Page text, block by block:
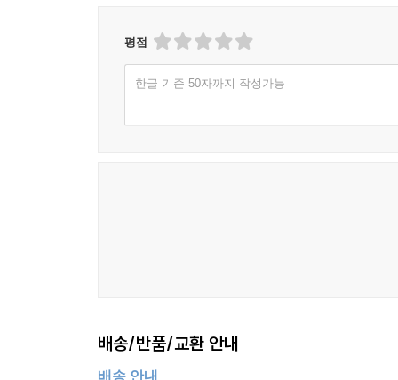
평점
한글 기준 50자까지 작성가능
배송/반품/교환 안내
배송 안내